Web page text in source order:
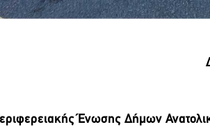
Ένωσης Δήμων